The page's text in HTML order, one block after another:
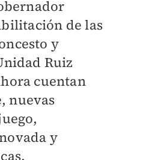
de las
y
Ruiz
cuentan
nuevas
y